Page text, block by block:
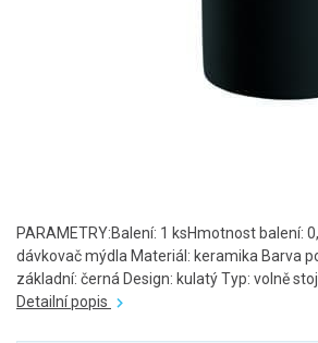
PARAMETRY:Balení: 1 ksHmotnost balení:
dávkovač mýdla Materiál: keramika Barva
základní: černá Design: kulatý Typ: volně
Detailní popis